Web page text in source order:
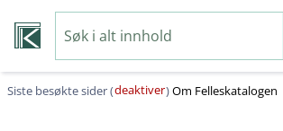
Siste besøkte sider (deaktiver)Om Felleskatalogen